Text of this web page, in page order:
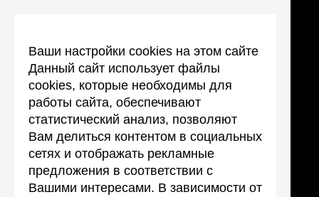
Ваши настройки cookies на этом сайте
Данный сайт использует файлы
cookies, которые необходимы для
работы сайта, обеспечивают
статистический анализ, позволяют
Вам делиться контентом в социальных
сетях и отображать рекламные
предложения в соответствии с
Вашими интересами. В зависимости от